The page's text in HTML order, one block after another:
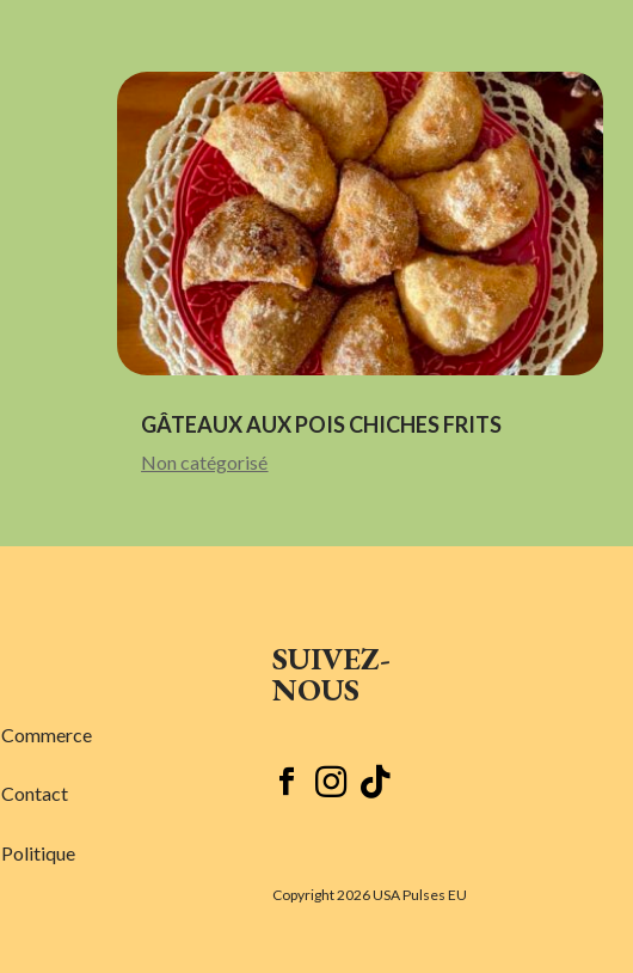
GÂTEAUX AUX POIS CHICHES FRITS
Non catégorisé
Commerce
Contact
Politique
SUIVEZ-
NOUS
  
Copyright 2026 USA Pulses EU